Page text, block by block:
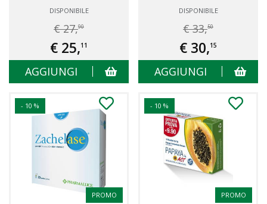
DISPONIBILE
€ 27,90
€ 25,11
AGGIUNGI
DISPONIBILE
€ 33,50
€ 30,15
AGGIUNGI
- 10 %
PROMO
- 10 %
PROMO